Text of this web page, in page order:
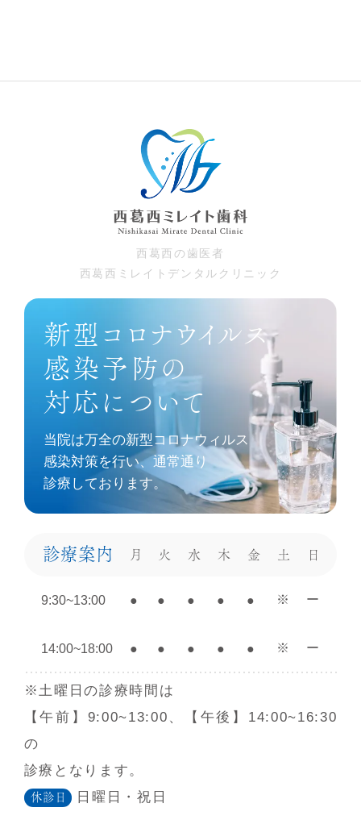
⻄葛⻄の⻭医者
⻄葛⻄ミレイトデンタルクリニック
新型コロナウイルス
感染予防の
対応について
当院は万全の新型コロナウィルス
感染対策を⾏い、通常通り
診療しております。
診療案内 月 火 水 木 金 土 日
9:30~13:00 ● ● ● ● ● ※ ー
14:00~18:00 ● ● ● ● ● ※ ー
※土曜日の診療時間は
【午前】9:00~13:00、【午後】14:00~16:30
の
診療となります。
休診日 日曜日・祝日